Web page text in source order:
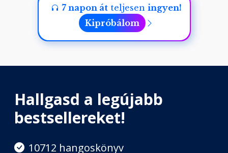
Fejezet hossza: 01:44:16
7 napon átteljesen ingyen!
Kipróbálom
Hallgasd a legújabb
bestsellereket!
10712 hangoskönyv